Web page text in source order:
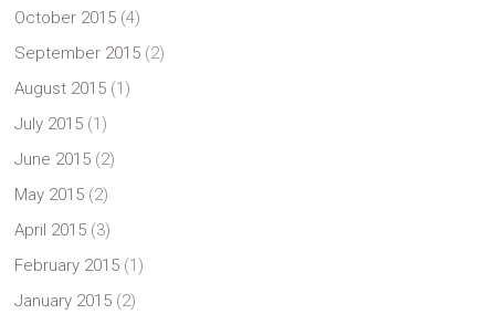
October 2015 (4)
September 2015 (2)
August 2015 (1)
July 2015 (1)
June 2015 (2)
May 2015 (2)
April 2015 (3)
February 2015 (1)
January 2015 (2)